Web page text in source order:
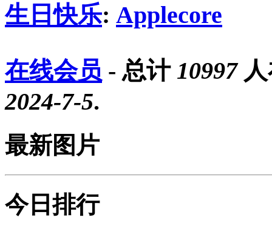
生日快乐: Applecore
在线会员 - 总计 10997人
2024-7-5.
最新图片
今日排行